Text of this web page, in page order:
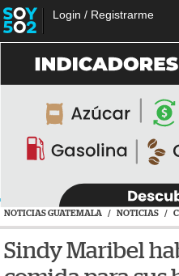
Login / Registrarme
NOTICIAS GUATEMALA / NOTICIAS /
Sindy Maribel